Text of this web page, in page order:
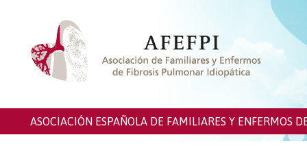
ASOCIACIÓN ESPAÑOLA DE FAMILIARES Y ENFERMOS